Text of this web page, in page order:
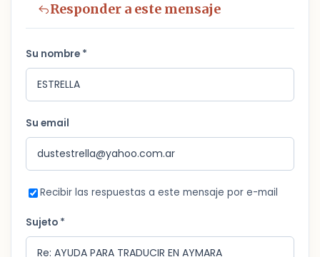
Responder a este mensaje
Su nombre *
Su email
Recibir las respuestas a este mensaje por e-mail
Sujeto *